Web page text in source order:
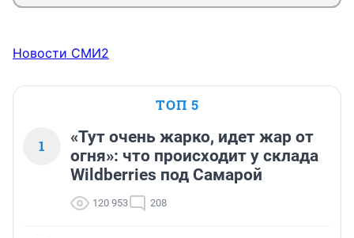
Новости СМИ2
ТОП 5
1
«Тут очень жарко, идет жар от
огня»: что происходит у склада
Wildberries под Самарой
120 953 208